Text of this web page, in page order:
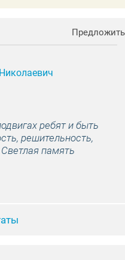
Предложить
ребят и быть
решительность,
память